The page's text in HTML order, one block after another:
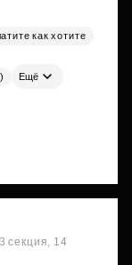
как хотите
Ещё
секция, 14